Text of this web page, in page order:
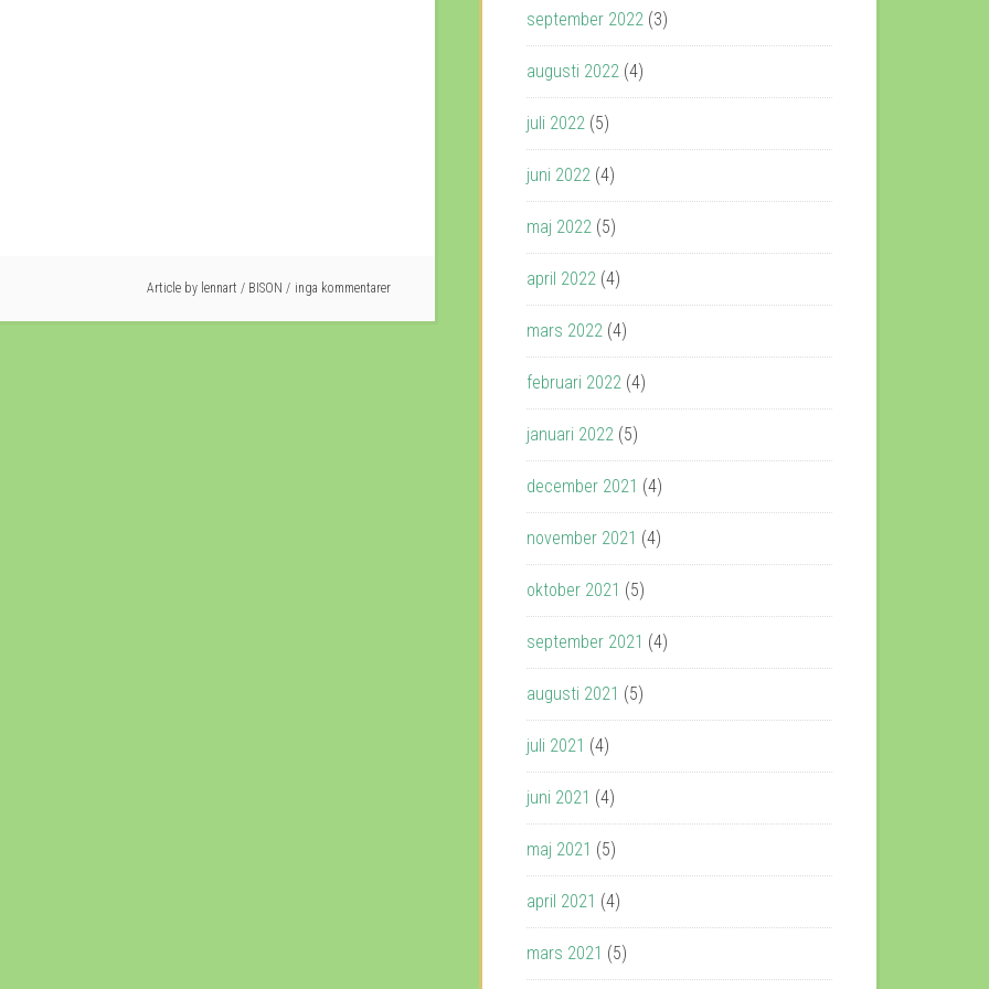
Article by lennart / BISON inga kommentarer
september 2022 (3)
augusti 2022 (4)
juli 2022 (5)
juni 2022 (4)
maj 2022 (5)
april 2022 (4)
mars 2022 (4)
februari 2022 (4)
januari 2022 (5)
december 2021 (4)
november 2021 (4)
oktober 2021 (5)
september 2021 (4)
augusti 2021 (5)
juli 2021 (4)
juni 2021 (4)
maj 2021 (5)
april 2021 (4)
mars 2021 (5)